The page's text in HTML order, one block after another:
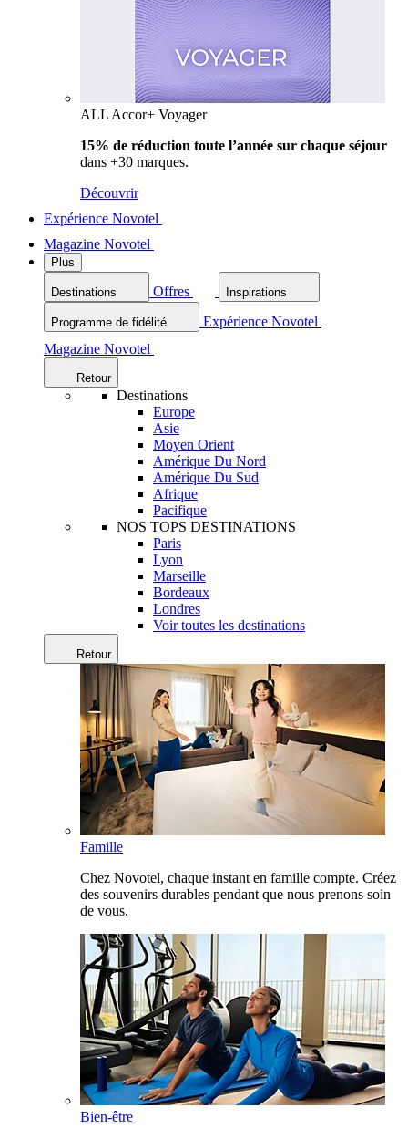
ALL Accor+ Voyager
15% de réduction toute l’année sur chaque séjour
dans +30 marques.
Découvrir
Expérience Novotel
Magazine Novotel
Plus
Destinations Offres Inspirations
Programme de fidélité
Expérience Novotel
Magazine Novotel
Retour
Destinations
Europe
Asie
Moyen Orient
Amérique Du Nord
Amérique Du Sud
Afrique
Pacifique
NOS TOPS DESTINATIONS
Paris
Lyon
Marseille
Bordeaux
Londres
Voir toutes les destinations
Retour
Famille
Chez Novotel, chaque instant en famille compte. Créez
des souvenirs durables pendant que nous prenons soin
de vous.
Bien-être